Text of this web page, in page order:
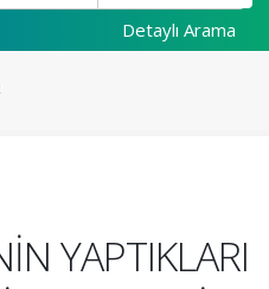
Detaylı Arama
YAPTIKLARI